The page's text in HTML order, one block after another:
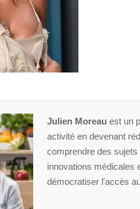
Julien Moreau est un
activité en devenant
comprendre des
innovations médicales
démocratiser l'accès